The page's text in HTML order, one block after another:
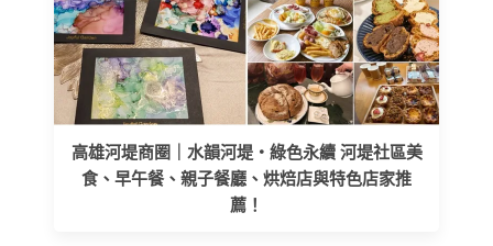
高雄河堤商圈｜水韻河堤‧綠色永續 河堤社區美
食、早午餐、親子餐廳、烘焙店與特色店家推
薦！